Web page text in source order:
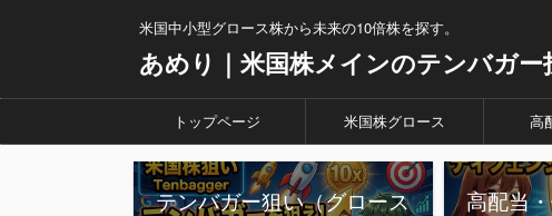
米国中小型グロース株から未来の10倍株を探す。
あめり｜米国株メインのテンバガー
トップページ 米国株グロース 高
テンバガー狙い（グロース
高配当